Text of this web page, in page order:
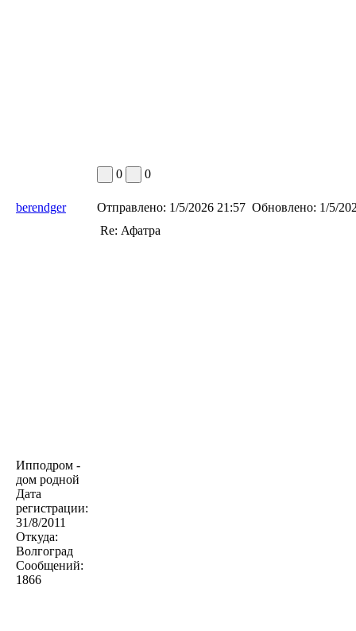
0 0
berendger Отправлено: 1/5/2026 21:57 Обновлено: 1/5/
Ипподром -
дом родной
Дата
регистрации:
31/8/2011
Откуда:
Волгоград
Сообщений:
1866
Re: Афатра